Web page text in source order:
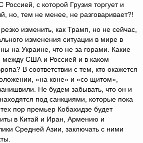
с которой Грузия торгует и
но, тем не менее, не разговаривает?!
изменить, как Трамп, но не сейчас,
изменения ситуации в мире в
на Украине, что не за горами. Какие
между США и Россией и в каком
В соответствии с тем, кто окажется
«на коне» и «со щитом»,
Не будем забывать, что он и
под санкциями, которые пока
пор премьер Кобахидзе будет
в Китай и Иран, Армению и
Средней Азии, заключать с ними